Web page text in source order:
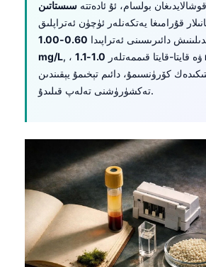
بولسام، ئۇ ئادەتتە
قۇرامىغا يەتكەنلەر ئۈچۈن ئەتراپلىق
دائىرىسىنى ئەتراپىدا
0.60-1.00
mg/L
, ، ۋە قايتا-قايتا قىممەتلەر
كۆرۈنسىمۇ، دائىم تېخىمۇ يېقىندىن
تەكشۈرۈشنى تەلەپ قىلىدۇ.